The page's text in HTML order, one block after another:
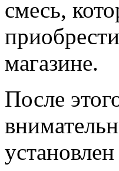
смесь,
магазине.
После